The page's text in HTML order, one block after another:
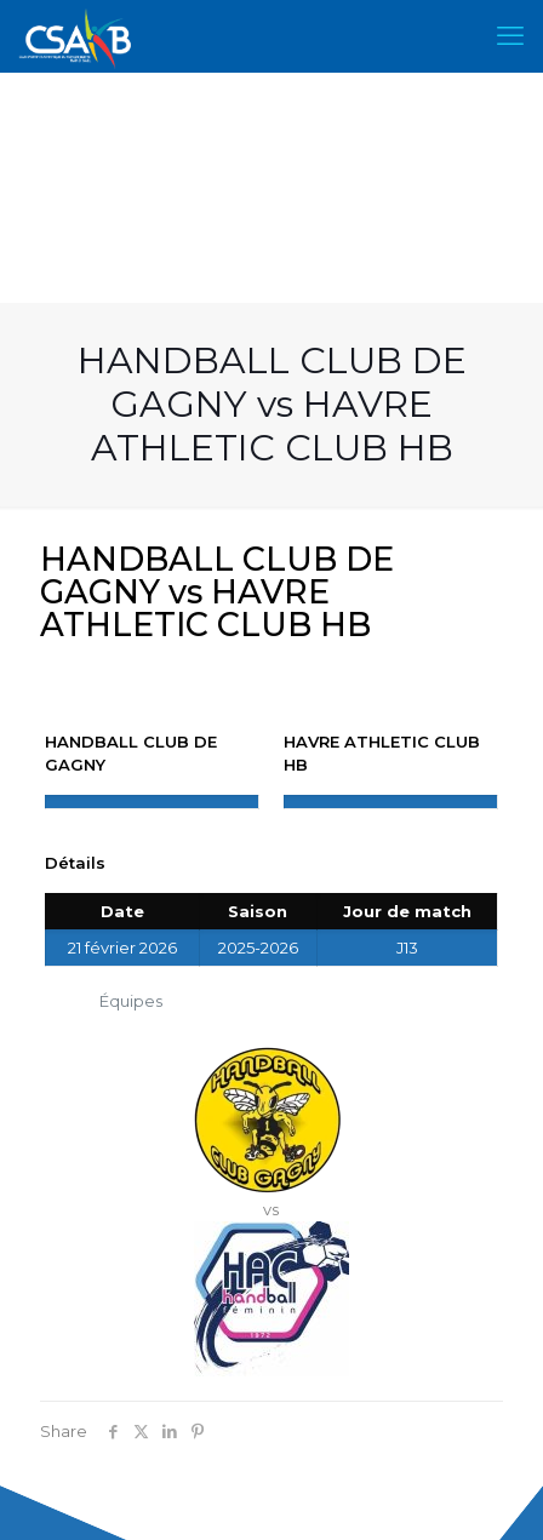
HANDBALL CLUB DE
GAGNY vs HAVRE
ATHLETIC CLUB HB
HANDBALL CLUB DE
GAGNY vs HAVRE
ATHLETIC CLUB HB
HANDBALL CLUB DE
GAGNY
HAVRE ATHLETIC CLUB
HB
Détails
Date Saison
Jour de match
21 février 2026
2025-2026 J13
Équipes
vs
Share